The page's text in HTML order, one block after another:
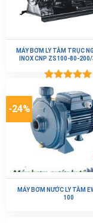
MÁY BƠM LY TÂM TRỤC
INOX CNP ZS100-80-
Được xếp
hạng5.00
5 sao
-24%
MÁY BƠM NƯỚC LY TÂM
100